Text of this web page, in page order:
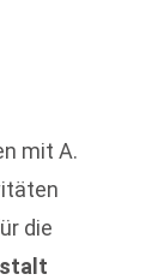
mit A.
die